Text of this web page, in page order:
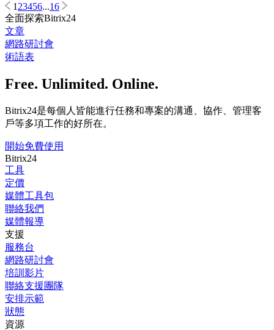
1 23456...16
全面探索Bitrix24
文章
網路研討會
術語表
Free. Unlimited. Online.
Bitrix24是每個人皆能進行任務和專案的溝通、協作、管理客
戶等多項工作的好所在。
開始免費使用
Bitrix24
工具
定價
媒體工具包
聯絡我們
媒體報導
支援
服務台
網路研討會
培訓影片
聯絡支援團隊
安排示範
狀態
資源